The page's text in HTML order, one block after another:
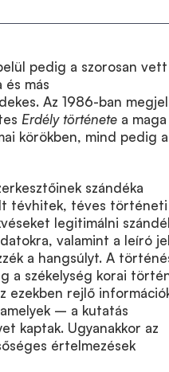
pedig a szorosan vett
és más
Az 1986-ban
Erdély története a maga
körökben, mind pedig a
szándéka
tévhitek, téves történeti
legitimálni
valamint a leíró
a hangsúlyt. A
a székelység korai
ezekben rejlő
– a kutatás
kaptak. Ugyanakkor az
értelmezések